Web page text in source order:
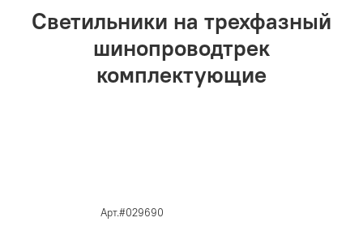
Светильники на трехфазный
шинопроводтрек
комплектующие
Арт.#029690